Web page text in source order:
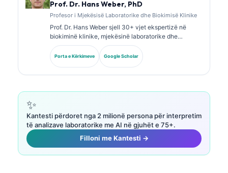
Prof. Dr. Hans Weber, PhD
Profesor i Mjekësisë Laboratorike dhe Biokimisë Klinike
Prof. Dr. Hans Weber sjell 30+ vjet ekspertizë në
biokiminë klinike, mjekësinë laboratorike dhe
kërkimin mbi biomarkerët. Ish President i Shoqatës
Gjermane për Kimi Klinike, ai është i specializuar në
analizën e paneleve diagnostike, standardizimin e
Porta e Kërkimeve Google Scholar
✨
Kantesti përdoret nga 2 milionë persona për interpretim
të analizave laboratorike me AI në gjuhët e 75+.
Filloni me Kantesti →